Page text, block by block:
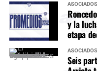
ASOCIADOS
y la
etapa
ASOCIADOS
Seis